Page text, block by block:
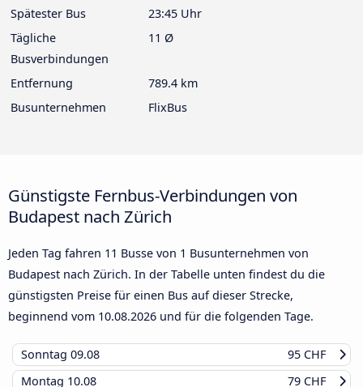
Spätester Bus
23:45 Uhr
Tägliche
Busverbindungen
11 Ø
Entfernung
789.4 km
Busunternehmen
FlixBus
Günstigste Fernbus-Verbindungen von
Budapest nach Zürich
Jeden Tag fahren 11 Busse von 1 Busunternehmen von
Budapest nach Zürich. In der Tabelle unten findest du die
günstigsten Preise für einen Bus auf dieser Strecke,
beginnend vom 10.08.2026 und für die folgenden Tage.
Sonntag 09.08
95 CHF
Montag 10.08
79 CHF